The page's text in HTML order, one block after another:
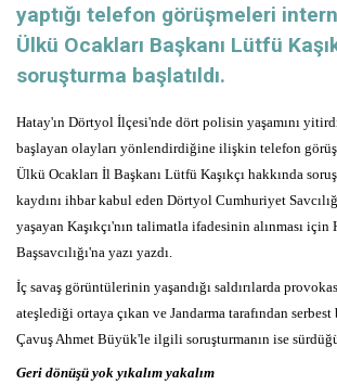
yaptığı telefon görüşmeleri
Ülkü Ocakları Başkanı Lütfü
soruşturma başlatıldı.
Hatay'ın Dörtyol İlçesi'nde dört polisin yaşamını
başlayan olayları yönlendirdiğine ilişkin telefon
Ülkü Ocakları İl Başkanı Lütfü Kaşıkçı hakkında
kaydını ihbar kabul eden Dörtyol Cumhuriyet
yaşayan Kaşıkçı'nın talimatla ifadesinin alınması
Başsavcılığı'na yazı yazdı.
İç savaş görüntülerinin yaşandığı saldırılarda
ateşlediği ortaya çıkan ve Jandarma tarafından serbest
Çavuş Ahmet Büyük'le ilgili soruşturmanın ise
Geri dönüşü yok yıkalım yakalım